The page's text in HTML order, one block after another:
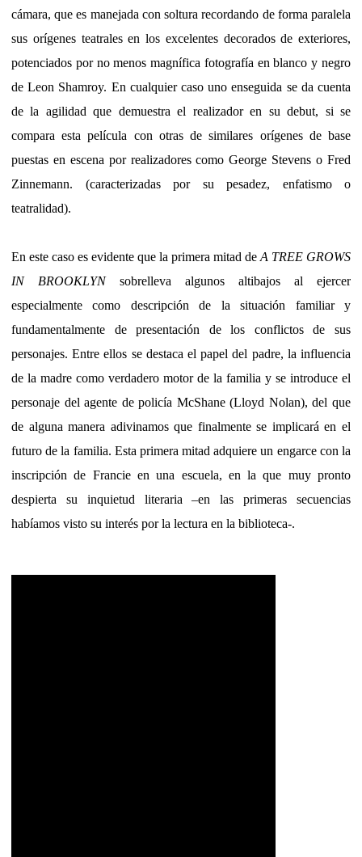
cámara, que es manejada con soltura recordando de forma paralela
sus orígenes teatrales en los excelentes decorados de exteriores,
potenciados por no menos magnífica fotografía en blanco y negro
de Leon Shamroy. En cualquier caso uno enseguida se da cuenta
de la agilidad que demuestra el realizador en su debut, si se
compara esta película con otras de similares orígenes de base
puestas en escena por realizadores como George Stevens o Fred
Zinnemann. (caracterizadas por su pesadez, enfatismo o
teatralidad).
En este caso es evidente que la primera mitad de A TREE GROWS
IN BROOKLYNsobrelleva algunos altibajos al ejercer
especialmente como descripción de la situación familiar y
fundamentalmente de presentación de los conflictos de sus
personajes. Entre ellos se destaca el papel del padre, la influencia
de la madre como verdadero motor de la familia y se introduce el
personaje del agente de policía McShane (Lloyd Nolan), del que
de alguna manera adivinamos que finalmente se implicará en el
futuro de la familia. Esta primera mitad adquiere un engarce con la
inscripción de Francie en una escuela, en la que muy pronto
despierta su inquietud literaria –en las primeras secuencias
habíamos visto su interés por la lectura en la biblioteca-.